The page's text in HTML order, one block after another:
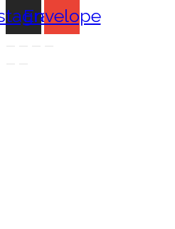
Envelope